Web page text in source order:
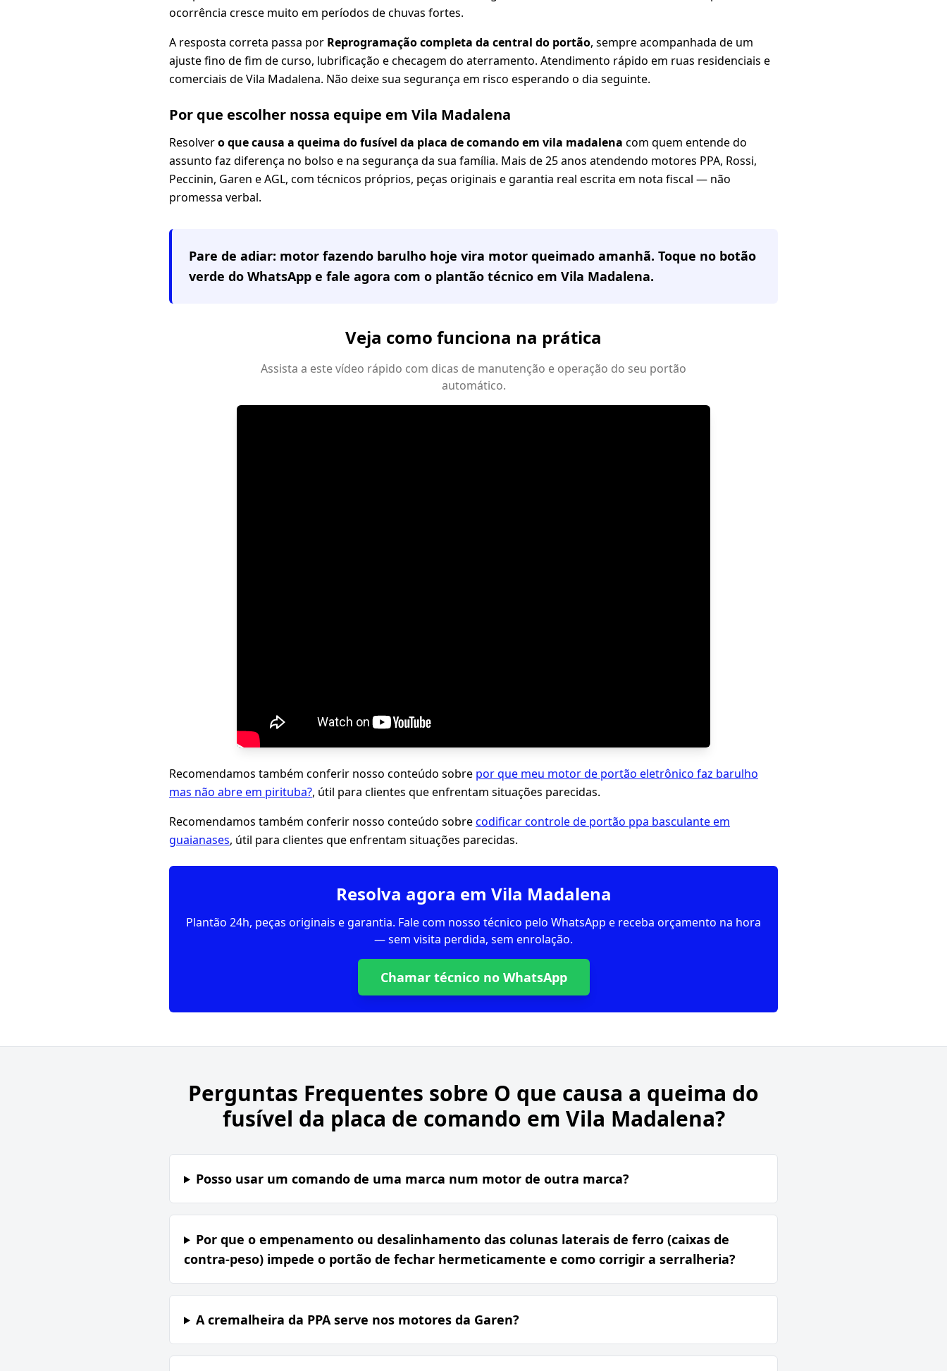
ocorrência cresce muito em períodos de chuvas fortes.
A resposta correta passa por Reprogramação completa da central do portão, sempre acompanhada de um
ajuste fino de fim de curso, lubrificação e checagem do aterramento. Atendimento rápido em ruas residenciais e
comerciais de Vila Madalena. Não deixe sua segurança em risco esperando o dia seguinte.
Por que escolher nossa equipe em Vila Madalena
Resolvero que causa a queima do fusível da placa de comando em vila madalena com quem entende do
assunto faz diferença no bolso e na segurança da sua família. Mais de 25 anos atendendo motores PPA, Rossi,
Peccinin, Garen e AGL, com técnicos próprios, peças originais e garantia real escrita em nota fiscal — não
promessa verbal.
Pare de adiar: motor fazendo barulho hoje vira motor queimado amanhã. Toque no botão
verde do WhatsApp e fale agora com o plantão técnico em Vila Madalena.
Veja como funciona na prática
Assista a este vídeo rápido com dicas de manutenção e operação do seu portão
automático.
Recomendamos também conferir nosso conteúdo sobre por que meu motor de portão eletrônico faz barulho
mas não abre em pirituba?, útil para clientes que enfrentam situações parecidas.
Recomendamos também conferir nosso conteúdo sobrecodificar controle de portão ppa basculante em
guaianases, útil para clientes que enfrentam situações parecidas.
Resolva agora em Vila Madalena
Plantão 24h, peças originais e garantia. Fale com nosso técnico pelo WhatsApp e receba orçamento na hora
— sem visita perdida, sem enrolação.
Chamar técnico no WhatsApp
Perguntas Frequentes sobre O que causa a queima do
fusível da placa de comando em Vila Madalena?
Posso usar um comando de uma marca num motor de outra marca?
Por que o empenamento ou desalinhamento das colunas laterais de ferro (caixas de
contra-peso) impede o portão de fechar hermeticamente e como corrigir a serralheria?
A cremalheira da PPA serve nos motores da Garen?